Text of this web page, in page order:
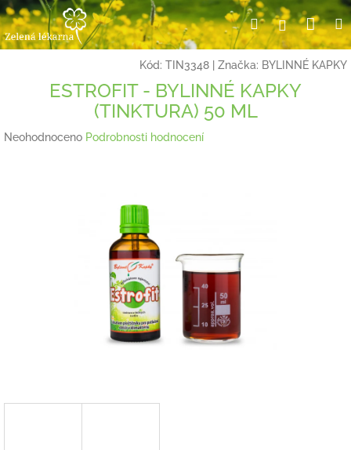
Přejít
na
obsah
HledatPřihlášení
Kód: TIN3348 Značka: BYLINNÉ KAPKY
ESTROFIT - BYLINNÉ KAPKY
(TINKTURA) 50 ML
Průměrné
Neohodnoceno Podrobnosti hodnocení